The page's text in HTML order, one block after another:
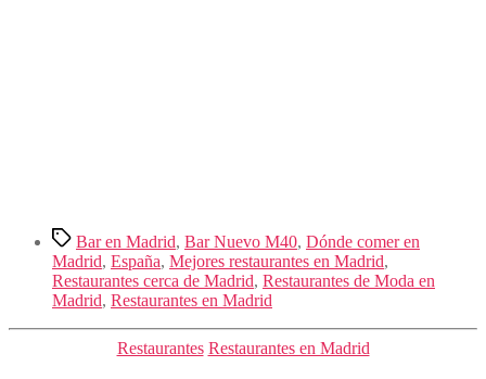
Etiquetas
Bar en Madrid, Bar Nuevo M40, Dónde comer en
Madrid, España, Mejores restaurantes en Madrid,
Restaurantes cerca de Madrid, Restaurantes de Moda en
Madrid, Restaurantes en Madrid
Categorías
Restaurantes Restaurantes en Madrid